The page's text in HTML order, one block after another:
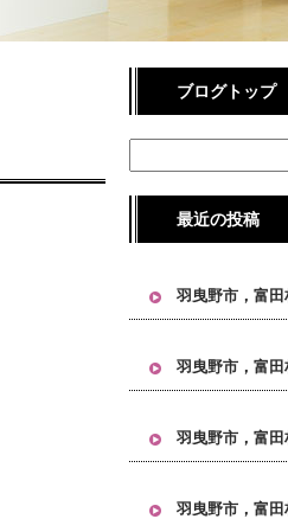
ブログトップ
最近の投稿